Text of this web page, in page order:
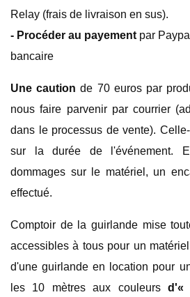
Relay (frais de livraison en sus).
- Procéder au payement par
bancaire
Une caution de 70 euros par
nous faire parvenir par courrier
dans le processus de vente).
sur la durée de l'événement.
dommages sur le matériel, un
effectué.
Comptoir de la guirlande mise
accessibles à tous pour un
d'une guirlande en location pour
les 10 mètres aux couleursd'«